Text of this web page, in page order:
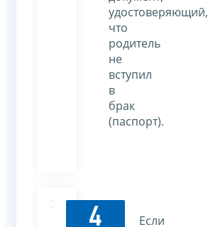
удостоверяющий,
что
родитель
не
вступил
в
брак
(паспорт).
4 Если